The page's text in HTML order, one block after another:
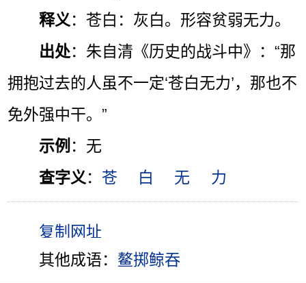
释义 ：苍白：灰白。形容贫弱无力。
出处：朱自清《历史的战斗中》：“那
拥抱过去的人虽不一定‘苍白无力’，那也不
免外强中干。”
示例 ：无
查字义 ：苍 白 无 力
其他成语： 鳌掷鲸吞